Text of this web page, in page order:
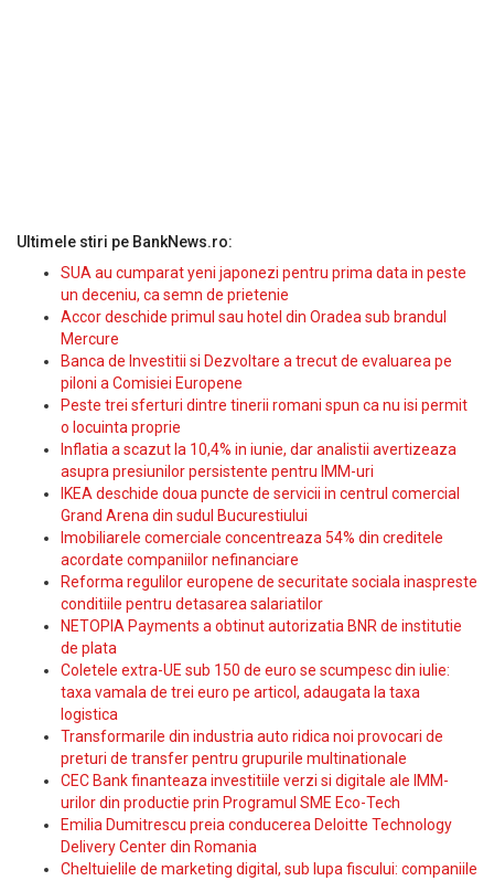
Ultimele stiri pe BankNews.ro:
SUA au cumparat yeni japonezi pentru prima data in peste
un deceniu, ca semn de prietenie
Accor deschide primul sau hotel din Oradea sub brandul
Mercure
Banca de Investitii si Dezvoltare a trecut de evaluarea pe
piloni a Comisiei Europene
Peste trei sferturi dintre tinerii romani spun ca nu isi permit
o locuinta proprie
Inflatia a scazut la 10,4% in iunie, dar analistii avertizeaza
asupra presiunilor persistente pentru IMM-uri
IKEA deschide doua puncte de servicii in centrul comercial
Grand Arena din sudul Bucurestiului
Imobiliarele comerciale concentreaza 54% din creditele
acordate companiilor nefinanciare
Reforma regulilor europene de securitate sociala inaspreste
conditiile pentru detasarea salariatilor
NETOPIA Payments a obtinut autorizatia BNR de institutie
de plata
Coletele extra-UE sub 150 de euro se scumpesc din iulie:
taxa vamala de trei euro pe articol, adaugata la taxa
logistica
Transformarile din industria auto ridica noi provocari de
preturi de transfer pentru grupurile multinationale
CEC Bank finanteaza investitiile verzi si digitale ale IMM-
urilor din productie prin Programul SME Eco-Tech
Emilia Dumitrescu preia conducerea Deloitte Technology
Delivery Center din Romania
Cheltuielile de marketing digital, sub lupa fiscului: companiile